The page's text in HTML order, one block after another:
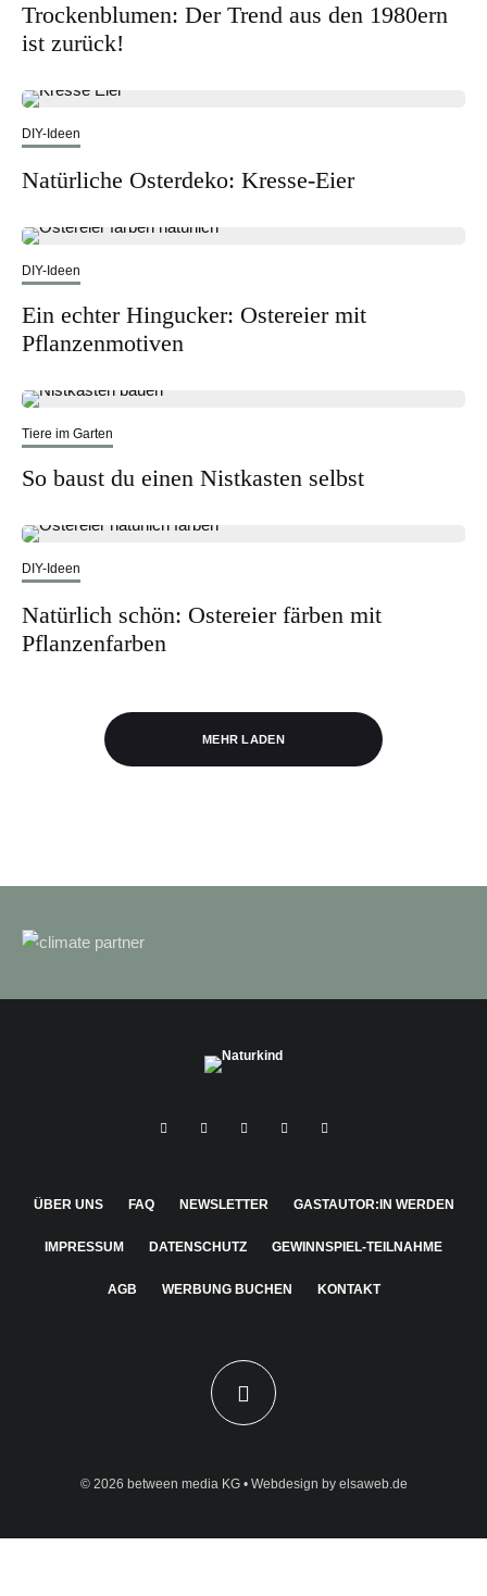
Trockenblumen: Der Trend aus den 1980ern
ist zurück!
DIY-Ideen
Natürliche Osterdeko: Kresse-Eier
DIY-Ideen
Ein echter Hingucker: Ostereier mit
Pflanzenmotiven
Tiere im Garten
So baust du einen Nistkasten selbst
DIY-Ideen
Natürlich schön: Ostereier färben mit
Pflanzenfarben
MEHR LADEN
ÜBER UNS FAQ NEWSLETTER GASTAUTOR:IN WERDEN
IMPRESSUM DATENSCHUTZ GEWINNSPIEL-TEILNAHME
AGB WERBUNG BUCHEN KONTAKT
© 2026 between media KG• Webdesign by elsaweb.de